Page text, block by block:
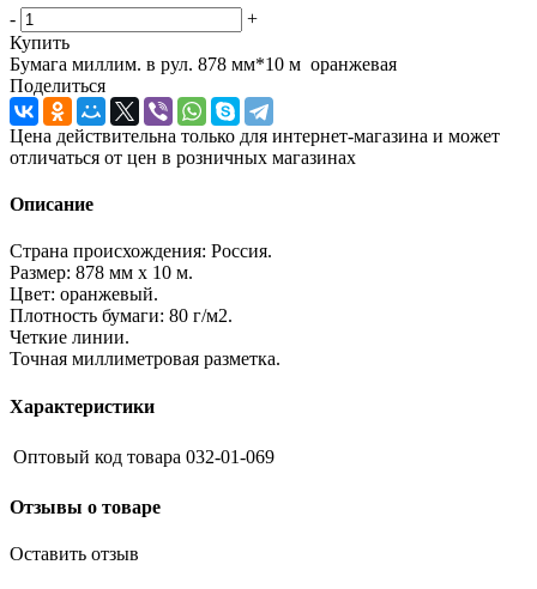
-
+
Купить
Бумага миллим. в рул. 878 мм*10 м оранжевая
Поделиться
Цена действительна только для интернет-магазина и может
отличаться от цен в розничных магазинах
Описание
Страна происхождения: Россия.
Размер: 878 мм х 10 м.
Цвет: оранжевый.
Плотность бумаги: 80 г/м2.
Четкие линии.
Точная миллиметровая разметка.
Характеристики
Оптовый код товара 032-01-069
Отзывы о товаре
Оставить отзыв